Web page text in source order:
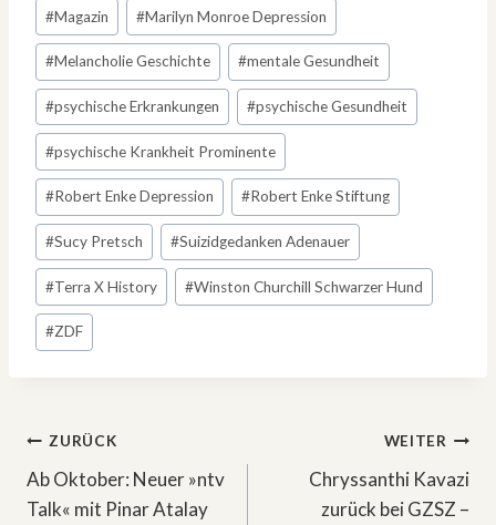
#Magazin #Marilyn Monroe Depression
#Melancholie Geschichte #mentale Gesundheit
#psychische Erkrankungen #psychische Gesundheit
#psychische Krankheit Prominente
#Robert Enke Depression #Robert Enke Stiftung
#Sucy Pretsch #Suizidgedanken Adenauer
#Terra X History #Winston Churchill Schwarzer Hund
#ZDF
Beitragsnavigation
ZURÜCK
Ab Oktober: Neuer »ntv
Talk« mit Pinar Atalay
WEITER
Chryssanthi Kavazi
zurück bei GZSZ –